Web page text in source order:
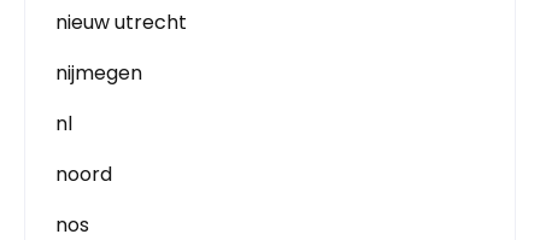
nieuw utrecht
nijmegen
nl
noord
nos